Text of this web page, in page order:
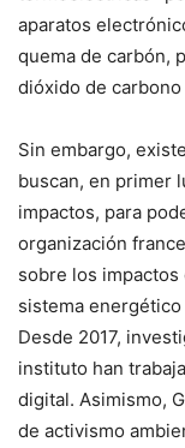
aparatos
quema de carbón,
dióxido de carbono
Sin embargo,
buscan, en primer
impactos, para
organización
sobre los
sistema
Desde 2017,
instituto han
digital. Asimismo,
de activismo